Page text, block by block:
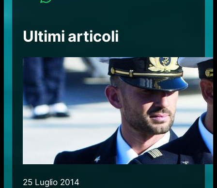
Ultimi articoli
25 Luglio 2014